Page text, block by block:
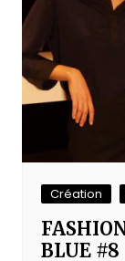
Création
BLUE #8